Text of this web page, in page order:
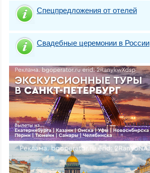
Спецпредложения от отелей
Свадебные церемонии в России